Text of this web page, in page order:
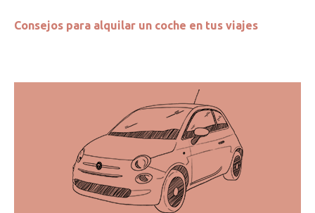
Consejos para alquilar un coche en tus viajes